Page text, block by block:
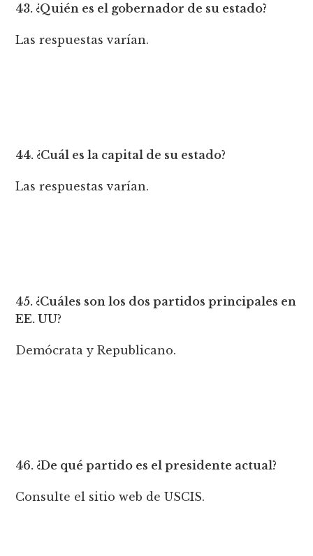
43. ¿Quién es el gobernador de su estado?
Las respuestas varían.
44. ¿Cuál es la capital de su estado?
Las respuestas varían.
45. ¿Cuáles son los dos partidos principales en
EE. UU?
Demócrata y Republicano.
46. ¿De qué partido es el presidente actual?
Consulte el sitio web de USCIS.